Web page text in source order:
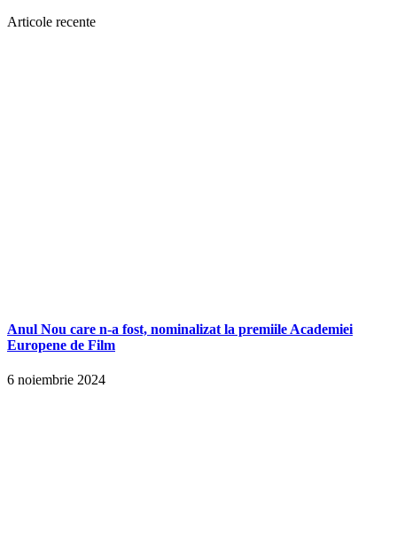
Articole recente
Anul Nou care n-a fost, nominalizat la premiile Academiei
Europene de Film
6 noiembrie 2024